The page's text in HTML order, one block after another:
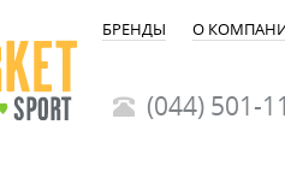
БРЕНДЫ О
(044) 501-